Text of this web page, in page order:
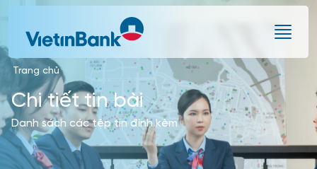
Trang chủ
Chi tiết tin bài
Danh sách các tệp tin đính kèm